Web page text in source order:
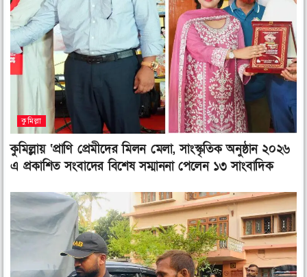
e
b
i
t
e
r
e
d
কুমিল্লা
কুমিল্লায় ‘প্রাণি প্রেমীদের মিলন মেলা, সাংস্কৃতিক অনুষ্ঠান ২০২৬
এ প্রকাশিত সংবাদের বিশেষ সম্মাননা পেলেন ১৩ সাংবাদিক